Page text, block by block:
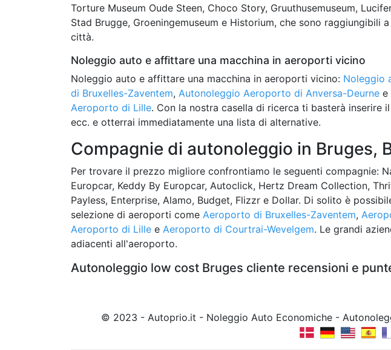
Torture Museum Oude Steen, Choco Story, Gruuthusemuseum,
Stad Brugge, Groeningemuseum e Historium, che sono raggiungibili
città.
Noleggio auto e affittare una macchina in aeroporti vicino
Noleggio auto e affittare una macchina in aeroporti vicino: Noleggio
di Bruxelles-Zaventem, Autonoleggio Aeroporto di Anversa-Deurne e
Aeroporto di Lille. Con la nostra casella di ricerca ti basterà inserire
ecc. e otterrai immediatamente una lista di alternative.
Compagnie di autonoleggio in Bruges,
Per trovare il prezzo migliore confrontiamo le seguenti compagnie:
Europcar, Keddy By Europcar, Autoclick, Hertz Dream Collection,
Payless, Enterprise, Alamo, Budget, Flizzr e Dollar. Di solito è
selezione di aeroporti come Aeroporto di Bruxelles-Zaventem,
Aeroporto di Lille e Aeroporto di Courtrai-Wevelgem. Le grandi
adiacenti all'aeroporto.
Autonoleggio low cost Bruges cliente recensioni e
© 2023 - Autoprio.it - Noleggio Auto Economiche -